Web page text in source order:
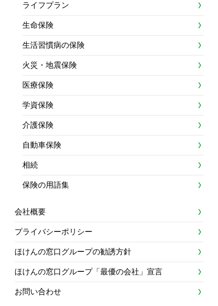
ライフプラン
生命保険
生活習慣病の保険
火災・地震保険
医療保険
学資保険
介護保険
自動車保険
相続
保険の用語集
会社概要
プライバシーポリシー
ほけんの窓口グループの勧誘方針
ほけんの窓口グループ「最優の会社」宣言
お問い合わせ